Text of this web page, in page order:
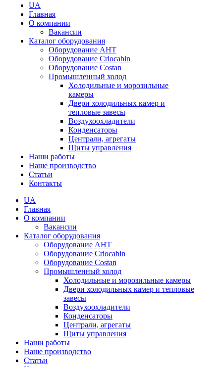
UA
Главная
О компании
Вакансии
Каталог оборудования
Оборудование AHT
Оборудование Criocabin
Оборудование Costan
Промышленный холод
Холодильные и морозильные
камеры
Двери холодильных камер и
тепловые завесы
Воздухоохладители
Конденсаторы
Централи, агрегаты
Щиты управления
Наши работы
Наше производство
Статьи
Контакты
UA
Главная
О компании
Вакансии
Каталог оборудования
Оборудование AHT
Оборудование Criocabin
Оборудование Costan
Промышленный холод
Холодильные и морозильные камеры
Двери холодильных камер и тепловые
завесы
Воздухоохладители
Конденсаторы
Централи, агрегаты
Щиты управления
Наши работы
Наше производство
Статьи